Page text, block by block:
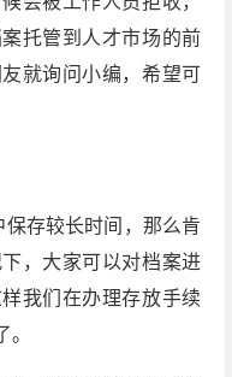
托管到人才市场的前
就询问小编，希望可
存较长时间，那么肯
，大家可以对档案进
我们在办理存放手续